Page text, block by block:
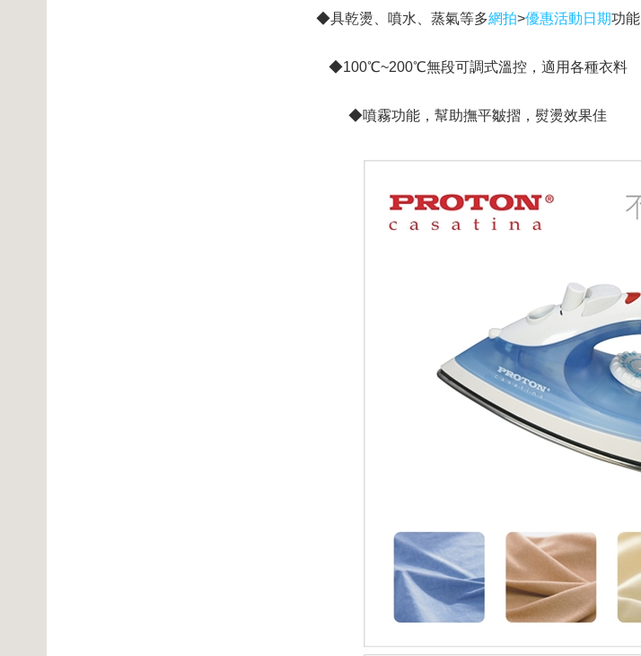
◆具乾燙、噴水、蒸氣等多網拍>優惠活動日期功能
◆100℃~200℃無段可調式溫控，適用各種衣料
◆噴霧功能，幫助撫平皺摺，熨燙效果佳